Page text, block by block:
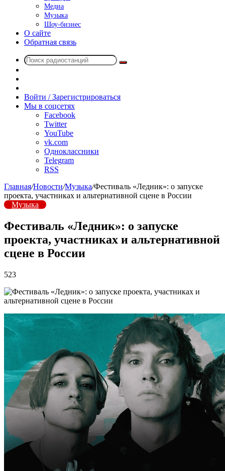
Медиа
Музыка
Шоу-бизнес
О сайте
Обратная связь
Поиск
радио
Войти / Зарегистрироваться
Мы в соцсетях
Facebook
Twitter
YouTube
vk.com
Одноклассники
Telegram
RSS
Главная/Новости/Музыка/Фестиваль «Ледник»: о запуске
проекта, участниках и альтернативной сцене в России
Музыка
Фестиваль «Ледник»: о запуске
проекта, участниках и альтернативной
сцене в России
523